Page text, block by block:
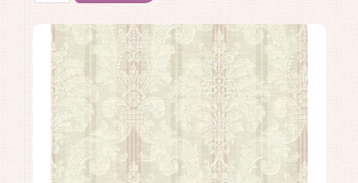
Производитель:Architector
Коллекция:Vintage Charm
Длина рулона:
10.05
Ширина рулона:0.53
Материал покрытия:Акриловое
Страна:
США
Материал основы:Бумага
Раппорт:
53